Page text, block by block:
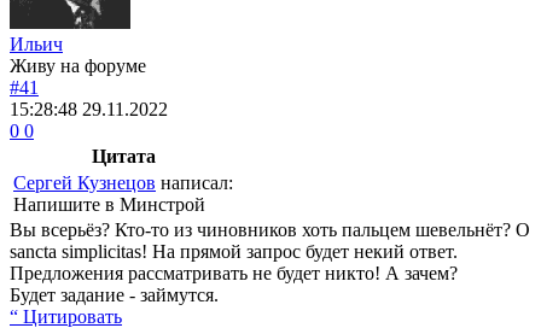
Ильич
Живу на форуме
#41
15:28:48 29.11.2022
0 0
Цитата
Сергей Кузнецов написал:
Напишите в Минстрой
Вы всерьёз? Кто-то из чиновников хоть пальцем шевельнёт? О
sancta simplicitas! На прямой запрос будет некий ответ.
Предложения рассматривать не будет никто! А зачем?
Будет задание - займутся.
“ Цитировать